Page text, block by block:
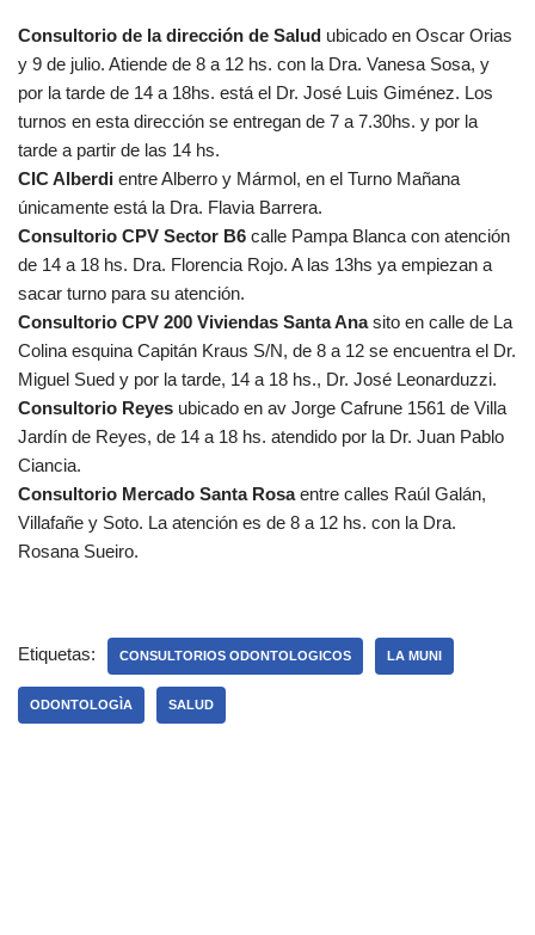
Consultorio de la dirección de Salud ubicado en Oscar Orias
y 9 de julio. Atiende de 8 a 12 hs. con la Dra. Vanesa Sosa, y
por la tarde de 14 a 18hs. está el Dr. José Luis Giménez. Los
turnos en esta dirección se entregan de 7 a 7.30hs. y por la
tarde a partir de las 14 hs.
CIC Alberdi entre Alberro y Mármol, en el Turno Mañana
únicamente está la Dra. Flavia Barrera.
Consultorio CPV Sector B6 calle Pampa Blanca con atención
de 14 a 18 hs. Dra. Florencia Rojo. A las 13hs ya empiezan a
sacar turno para su atención.
Consultorio CPV 200 Viviendas Santa Anasito en calle de La
Colina esquina Capitán Kraus S/N, de 8 a 12 se encuentra el Dr.
Miguel Sued y por la tarde, 14 a 18 hs., Dr. José Leonarduzzi.
Consultorio Reyes ubicado en av Jorge Cafrune 1561 de Villa
Jardín de Reyes, de 14 a 18 hs. atendido por la Dr. Juan Pablo
Ciancia.
Consultorio Mercado Santa Rosaentre calles Raúl Galán,
Villafañe y Soto. La atención es de 8 a 12 hs. con la Dra.
Rosana Sueiro.
Etiquetas: CONSULTORIOS ODONTOLOGICOS LA MUNI
ODONTOLOGÌA SALUD